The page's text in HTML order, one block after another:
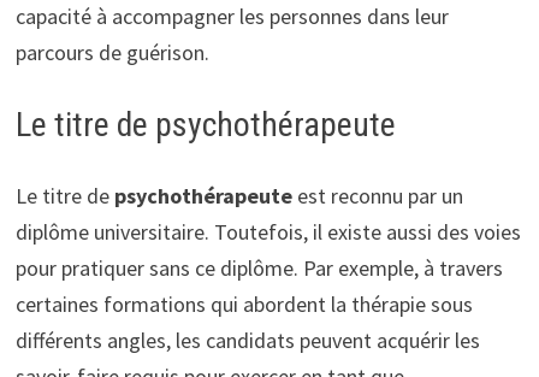
capacité à accompagner les personnes dans leur
parcours de guérison.
Le titre de psychothérapeute
Le titre de psychothérapeuteest reconnu par un
diplôme universitaire. Toutefois, il existe aussi des voies
pour pratiquer sans ce diplôme. Par exemple, à travers
certaines formations qui abordent la thérapie sous
différents angles, les candidats peuvent acquérir les